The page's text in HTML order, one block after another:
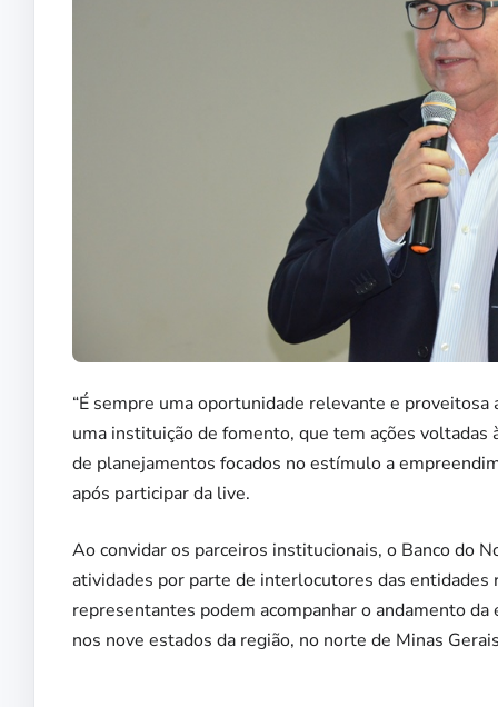
“É sempre uma oportunidade relevante e
uma instituição de fomento, que tem ações
de planejamentos focados no estímulo a
após participar da live.
Ao convidar os parceiros institucionais, o Banco do
atividades por parte de interlocutores das
representantes podem acompanhar o andamento
nos nove estados da região, no norte de Minas